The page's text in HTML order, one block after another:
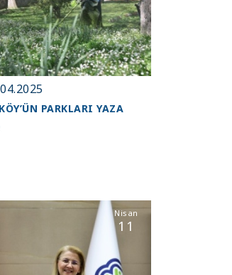
PARKLARI YAZA
Nisan
11